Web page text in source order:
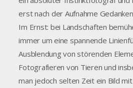
erst nach der Aufnahme
Im Ernst: bei Landschaften
immer um eine spannende
Ausblendung von störenden
Fotografieren von Tieren und
man jedoch selten Zeit ein Bild